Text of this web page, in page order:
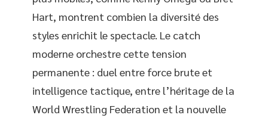
Hart, montrent combien la diversité des
styles enrichit le spectacle. Le catch
moderne orchestre cette tension
permanente : duel entre force brute et
intelligence tactique, entre l’héritage de la
World Wrestling Federation et la nouvelle